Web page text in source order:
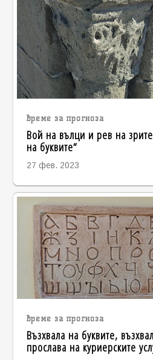
време за прогноза
Вой на вълци и рев на
на буквите“
27 фев. 2023
време за прогноза
Възхвала на буквите,
прослава на куриерските